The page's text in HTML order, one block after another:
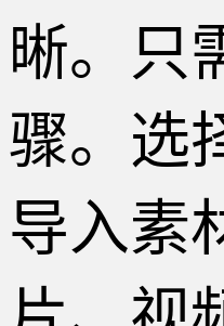
晰。只
骤。选
导入素